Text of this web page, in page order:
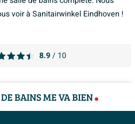
voir à Sanitairwinkel Eindhoven !
8.9/ 10
BAINS ME VA BIEN